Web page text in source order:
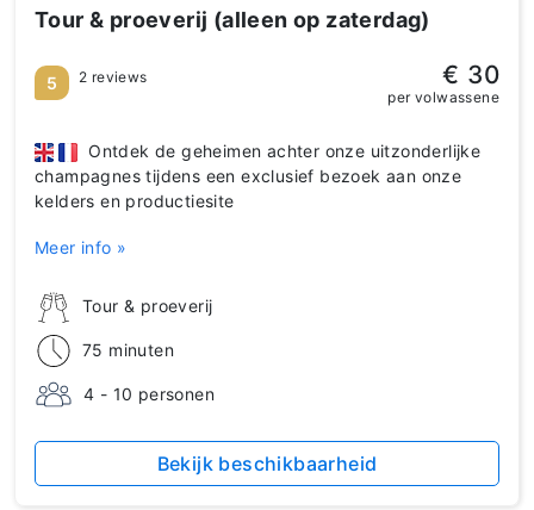
Tour & proeverij (alleen op zaterdag)
Tour & proeverij
75 minuten
4 - 10 personen
Ontdek de geheimen achter onze uitzonderlijke
champagnes tijdens een exclusief bezoek aan onze
kelders en productiesite
Meer info »
5 2 reviews € 30
per volwassene
Bekijk beschikbaarheid